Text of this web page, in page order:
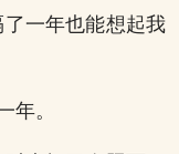
一年也能想起我
年。